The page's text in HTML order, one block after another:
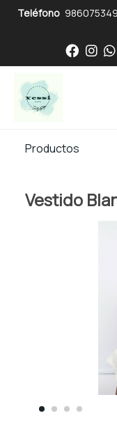
Teléfono 986075349
Productos
Vestido